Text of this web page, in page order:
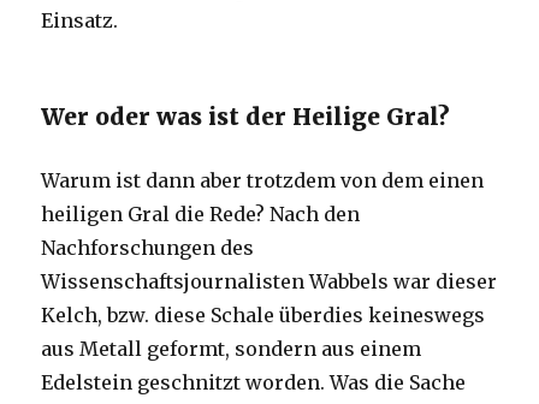
Einsatz.
Wer oder was ist der Heilige Gral?
Warum ist dann aber trotzdem von dem einen
heiligen Gral die Rede? Nach den
Nachforschungen des
Wissenschaftsjournalisten Wabbels war dieser
Kelch, bzw. diese Schale überdies keineswegs
aus Metall geformt, sondern aus einem
Edelstein geschnitzt worden. Was die Sache